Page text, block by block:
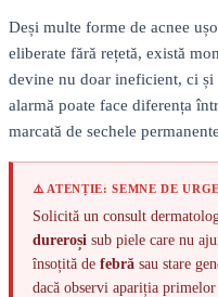
Deși multe forme de acnee
eliberate fără rețetă, există
devine nu doar ineficient, ci și
alarmă poate face diferența
marcată de sechele
⚠️ ATENȚIE: SEMNE DE
Solicită un consult
dureroși sub piele care nu
însoțită de febră sau stare
dacă observi apariția primelor